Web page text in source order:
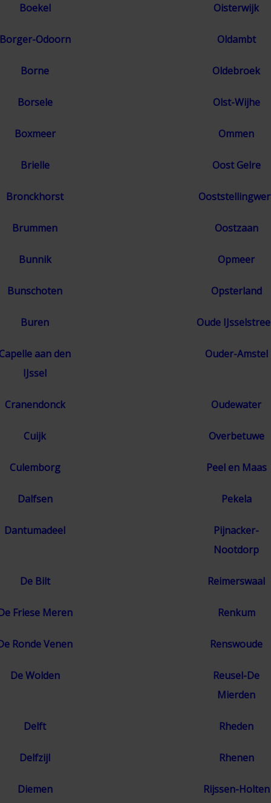
Boekel Oisterwijk
Odoorn Oldambt
Borne Oldebroek
Borsele Olst-Wijhe
Boxmeer Ommen
Brielle Oost Gelre
Bronckhorst
Brummen Oostzaan
Bunnik Opmeer
Bunschoten Opsterland
Buren Oude
aan den
IJssel
Ouder-Amstel
Cranendonck Oudewater
Cuijk Overbetuwe
Culemborg Peel en Maas
Dalfsen Pekela
Dantumadeel
Pijnacker-
Nootdorp
De Bilt Reimerswaal
Friese Meren Renkum
Ronde Venen Renswoude
De Wolden
Reusel-De
Mierden
Delft Rheden
Delfzijl Rhenen
Diemen Rijssen-Holten